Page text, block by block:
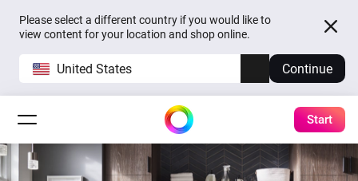
Please select a different country if you would like to
view content for your location and shop online.
United States Continue
Start